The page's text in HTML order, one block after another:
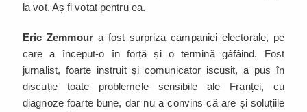
la vot. Aș fi votat pentru ea.
Eric Zemmoura fost surpriza campaniei electorale, pe
care a început-o în forță și o termină gâfâind. Fost
jurnalist, foarte instruit și comunicator iscusit, a pus în
discuție toate problemele sensibile ale Franței, cu
diagnoze foarte bune, dar nu a convins că are și soluțiile